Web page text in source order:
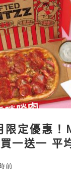
定優惠！
一送一 平
前